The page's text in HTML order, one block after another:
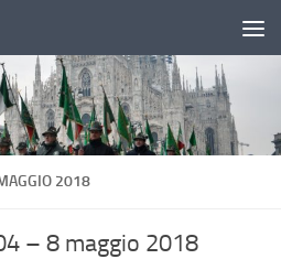
2018
– 8 maggio 2018